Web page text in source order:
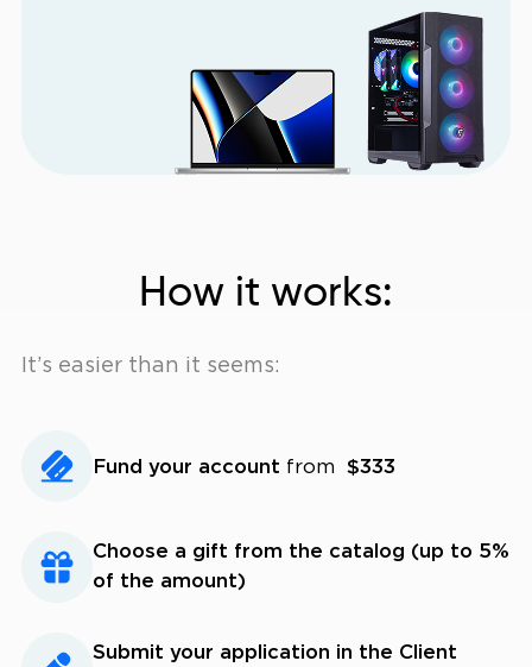
How it works:
It’s easier than it seems:
Fund your account from $333
Choose a gift from the catalog (up to 5%
of the amount)
Submit your application in the Client